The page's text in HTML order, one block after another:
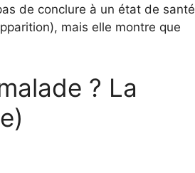
de conclure à un état de santé
mais elle montre que
? La